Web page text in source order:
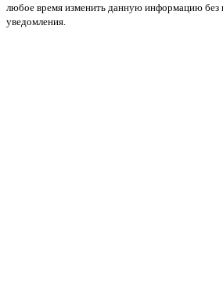
любое время изменить данную информацию без
уведомления.